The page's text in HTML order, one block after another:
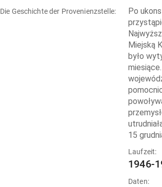
Die Geschichte der Provenienzstelle:
Po
Miejską
było
15
Laufzeit:
1946-
Daten: